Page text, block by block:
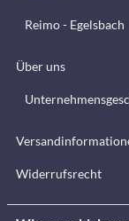
Reimo - Egelsbach
Über uns
Widerrufsrecht